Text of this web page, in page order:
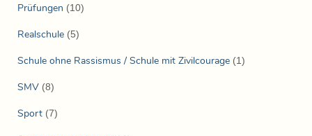
Prüfungen (10)
Realschule (5)
Schule ohne Rassismus / Schule mit Zivilcourage (1)
SMV (8)
Sport (7)